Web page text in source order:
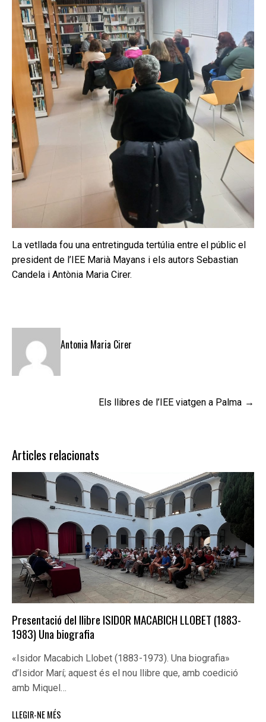
La vetllada fou una entretinguda tertúlia entre el públic el
president de l’IEE Marià Mayans i els autors Sebastian
Candela i Antònia Maria Cirer.
Antonia Maria Cirer
Els llibres de l’IEE viatgen a Palma
Articles relacionats
Presentació del llibre ISIDOR MACABICH LLOBET (1883-
1983) Una biografia
«Isidor Macabich Llobet (1883-1973). Una biografia»
d’Isidor Marí; aquest és el nou llibre que, amb coedició
amb Miquel…
LLEGIR-NE MÉS